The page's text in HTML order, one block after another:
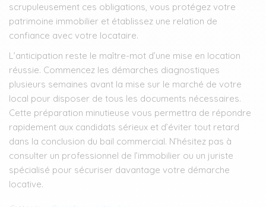
scrupuleusement ces obligations, vous protégez votre
patrimoine immobilier et établissez une relation de
confiance avec votre locataire.
L’anticipation reste le maître-mot d’une mise en location
réussie. Commencez les démarches diagnostiques
plusieurs semaines avant la mise sur le marché de votre
local pour disposer de tous les documents nécessaires.
Cette préparation minutieuse vous permettra de répondre
rapidement aux candidats sérieux et d’éviter tout retard
dans la conclusion du bail commercial. N’hésitez pas à
consulter un professionnel de l’immobilier ou un juriste
spécialisé pour sécuriser davantage votre démarche
locative.